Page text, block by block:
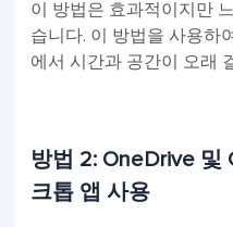
이 방법은 효과적이지만
습니다. 이 방법을 사용하
에서 시간과 공간이 오래
방법 2: OneDrive 및
크톱 앱 사용